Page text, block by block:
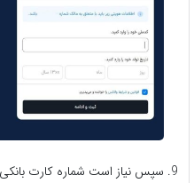
سپس نیاز است شماره کارت بانکی